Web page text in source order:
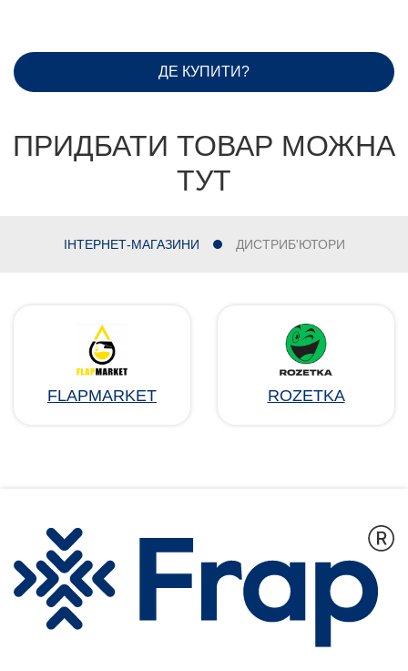
ДЕ КУПИТИ?
ПРИДБАТИ ТОВАР МОЖНА
ТУТ
ІНТЕРНЕТ-МАГАЗИНИ ДИСТРИБ'ЮТОРИ
FLAPMARKET ROZETKA